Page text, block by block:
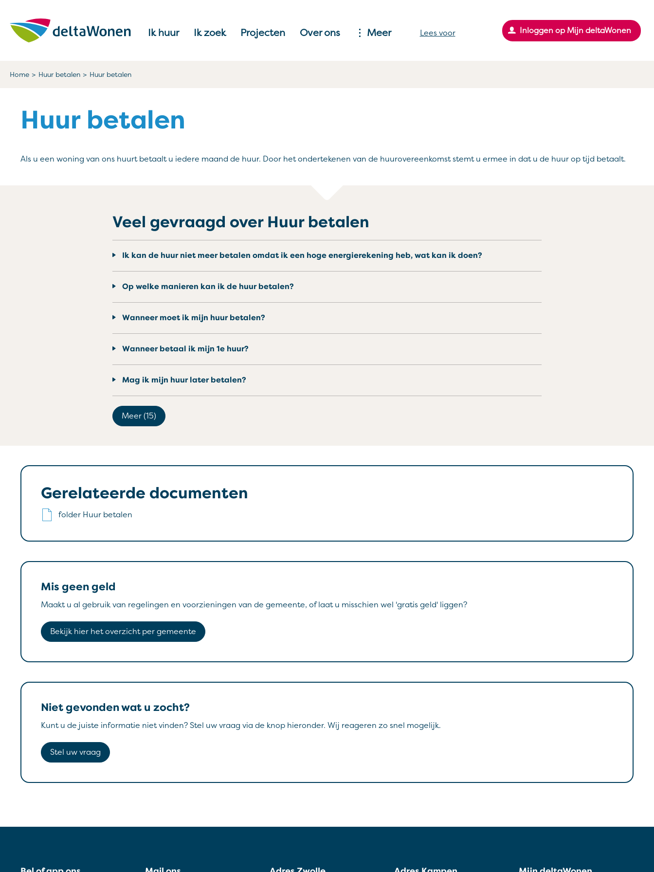
Naar hoofdinhoud
Naar hoofdnavigatiemenu
Naar zoeken
Naar de homepage
Ik huur Ik zoek Projecten Over ons Meer Inloggen op Mijn deltaWonen
Lees voor
Home Huur betalen Huur betalen
Huur betalen
Als u een woning van ons huurt betaalt u iedere maand de huur. Door het ondertekenen van de huurovereenkomst stemt u ermee in dat u de huur op tijd betaalt.
Veel gevraagd over Huur betalen
Ik kan de huur niet meer betalen omdat ik een hoge energierekening heb, wat kan ik doen?
Op welke manieren kan ik de huur betalen?
Wanneer moet ik mijn huur betalen?
Wanneer betaal ik mijn 1e huur?
Mag ik mijn huur later betalen?
Meer (15)
Gerelateerde documenten
folder Huur betalen
Mis geen geld
Maakt u al gebruik van regelingen en voorzieningen van de gemeente, of laat u misschien wel 'gratis geld' liggen?
Bekijk hier het overzicht per gemeente
Niet gevonden wat u zocht?
Kunt u de juiste informatie niet vinden? Stel uw vraag via de knop hieronder. Wij reageren zo snel mogelijk.
Stel uw vraag